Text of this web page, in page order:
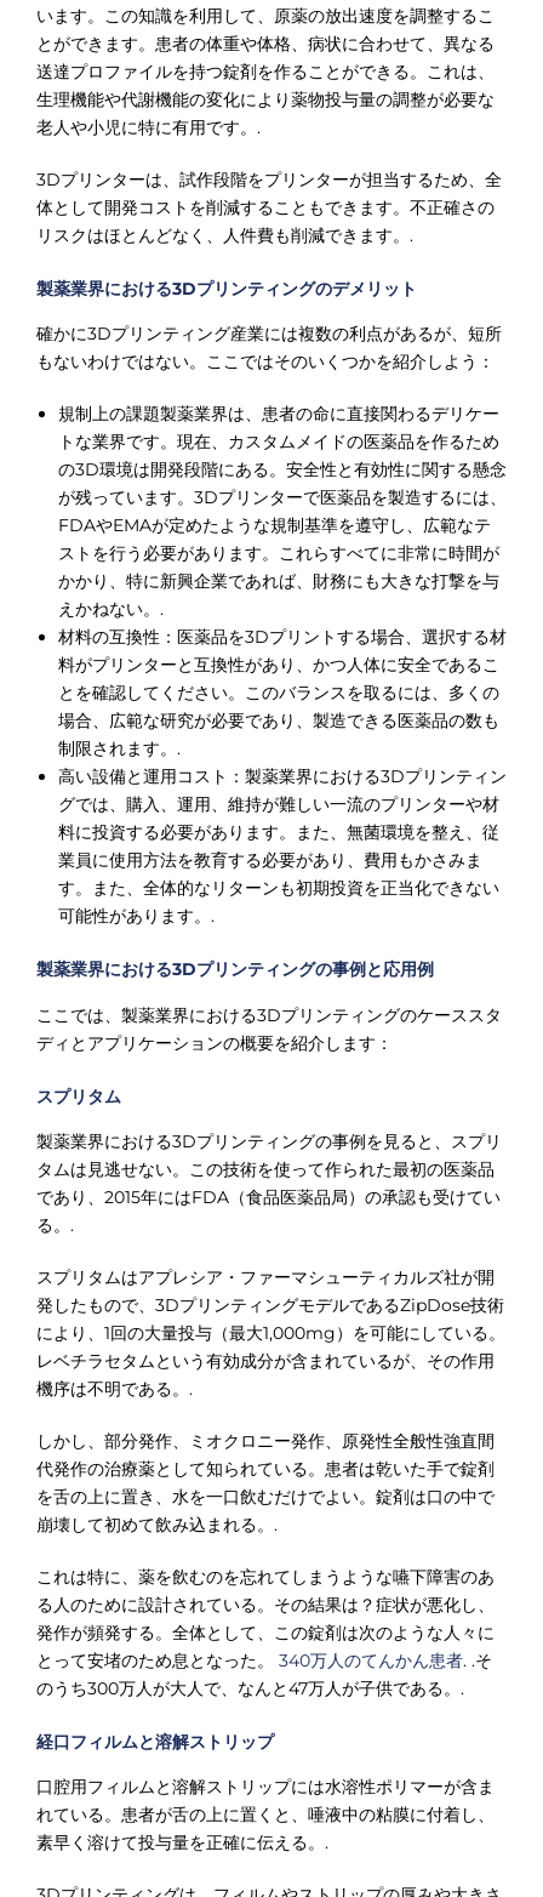
います。この知識を利用して、原薬の放出速度を調整するこ
とができます。患者の体重や体格、病状に合わせて、異なる
送達プロファイルを持つ錠剤を作ることができる。これは、
生理機能や代謝機能の変化により薬物投与量の調整が必要な
老人や小児に特に有用です。.
3Dプリンターは、試作段階をプリンターが担当するため、全
体として開発コストを削減することもできます。不正確さの
リスクはほとんどなく、人件費も削減できます。.
製薬業界における3Dプリンティングのデメリット
確かに3Dプリンティング産業には複数の利点があるが、短所
もないわけではない。ここではそのいくつかを紹介しよう：
規制上の課題製薬業界は、患者の命に直接関わるデリケー
トな業界です。現在、カスタムメイドの医薬品を作るため
の3D環境は開発段階にある。安全性と有効性に関する懸念
が残っています。3Dプリンターで医薬品を製造するには、
FDAやEMAが定めたような規制基準を遵守し、広範なテ
ストを行う必要があります。これらすべてに非常に時間が
かかり、特に新興企業であれば、財務にも大きな打撃を与
えかねない。.
材料の互換性：医薬品を3Dプリントする場合、選択する材
料がプリンターと互換性があり、かつ人体に安全であるこ
とを確認してください。このバランスを取るには、多くの
場合、広範な研究が必要であり、製造できる医薬品の数も
制限されます。.
高い設備と運用コスト：製薬業界における3Dプリンティン
グでは、購入、運用、維持が難しい一流のプリンターや材
料に投資する必要があります。また、無菌環境を整え、従
業員に使用方法を教育する必要があり、費用もかさみま
す。また、全体的なリターンも初期投資を正当化できない
可能性があります。.
製薬業界における3Dプリンティングの事例と応用例
ここでは、製薬業界における3Dプリンティングのケーススタ
ディとアプリケーションの概要を紹介します：
スプリタム
製薬業界における3Dプリンティングの事例を見ると、スプリ
タムは見逃せない。この技術を使って作られた最初の医薬品
であり、2015年にはFDA（食品医薬品局）の承認も受けてい
る。.
スプリタムはアプレシア・ファーマシューティカルズ社が開
発したもので、3DプリンティングモデルであるZipDose技術
により、1回の大量投与（最大1,000mg）を可能にしている。
レベチラセタムという有効成分が含まれているが、その作用
機序は不明である。.
しかし、部分発作、ミオクロニー発作、原発性全般性強直間
代発作の治療薬として知られている。患者は乾いた手で錠剤
を舌の上に置き、水を一口飲むだけでよい。錠剤は口の中で
崩壊して初めて飲み込まれる。.
これは特に、薬を飲むのを忘れてしまうような嚥下障害のあ
る人のために設計されている。その結果は？症状が悪化し、
発作が頻発する。全体として、この錠剤は次のような人々に
とって安堵のため息となった。 340万人のてんかん患者. .そ
のうち300万人が大人で、なんと47万人が子供である。.
経口フィルムと溶解ストリップ
口腔用フィルムと溶解ストリップには水溶性ポリマーが含ま
れている。患者が舌の上に置くと、唾液中の粘膜に付着し、
素早く溶けて投与量を正確に伝える。.